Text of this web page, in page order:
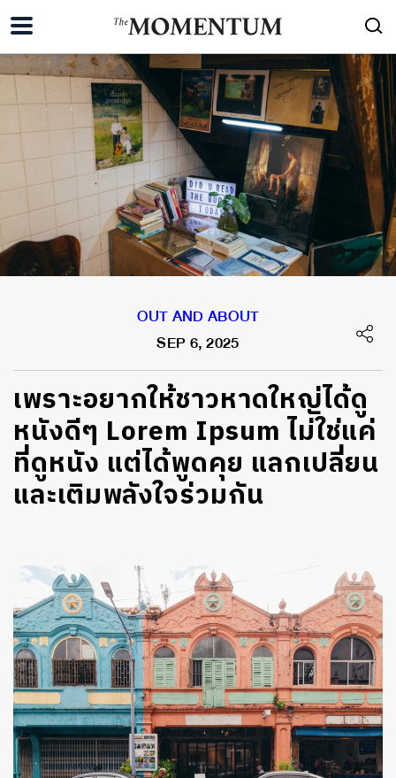
OUT AND ABOUT
SEP 6, 2025
เพราะอยากให้ชาวหาดใหญ่ได้ดู
หนังดีๆ Lorem Ipsum ไม่ใช่แค่
ที่ดูหนัง แต่ได้พูดคุย แลกเปลี่ยน
และเติมพลังใจร่วมกัน